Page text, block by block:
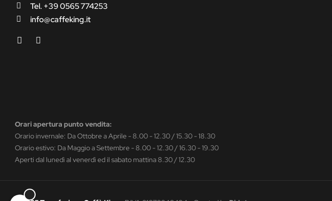
Tel. +39 0565 774253
info@caffeking.it
Orari apertura punto vendita:
Orario invernale: Da Ottobre a Aprile - 8.00 - 12.30 / 15.30 - 18.30
Orario estivo: Da Maggio a Settembre - 8.00 - 12.30 / 16.30 - 19.30
Aperti dal lunedì al venerdì ed il sabato mattina 8.30 / 12.30